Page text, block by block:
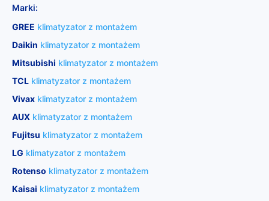
Marki:
GREE klimatyzator z montażem
Daikin klimatyzator z montażem
Mitsubishi klimatyzator z montażem
TCL klimatyzator z montażem
Vivax klimatyzator z montażem
AUX klimatyzator z montażem
Fujitsu klimatyzator z montażem
LG klimatyzator z montażem
Rotenso klimatyzator z montażem
Kaisai klimatyzator z montażem